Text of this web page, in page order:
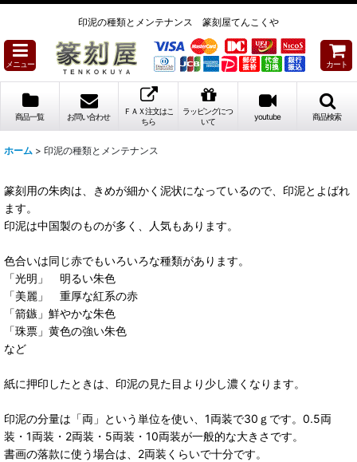
印泥の種類とメンテナンス 篆刻屋てんこくや
メニュー カート
商品一覧 お問い合わせ
ＦＡＸ注文はこ
ちら
ラッピングにつ
いて
youtube 商品検索
ホーム > 印泥の種類とメンテナンス
篆刻用の朱肉は、きめが細かく泥状になっているので、印泥とよばれ
ます。
印泥は中国製のものが多く、人気もあります。
色合いは同じ赤でもいろいろな種類があります。
「光明」 明るい朱色
「美麗」 重厚な紅系の赤
「箭鏃」 鮮やかな朱色
「珠票 」黄色の強い朱色
など
紙に押印したときは、印泥の見た目より少し濃くなります。
印泥の分量は「両」という単位を使い、1両装で30ｇです。0.5両
装・1両装・2両装・5両装・10両装が一般的な大きさです。
書画の落款に使う場合は、2両装くらいで十分です。